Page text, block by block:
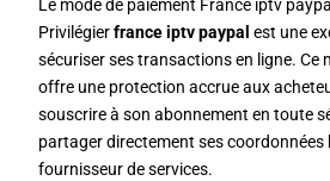
Le mode de paiement France iptv
Privilégierfrance iptv paypal est une
sécuriser ses transactions en ligne. Ce
offre une protection accrue aux
souscrire à son abonnement en toute
partager directement ses coordonnées
fournisseur de services.